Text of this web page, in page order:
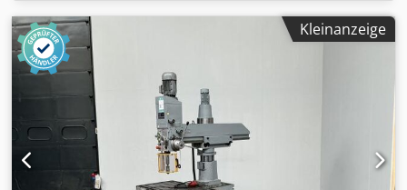
Kleinanzeige